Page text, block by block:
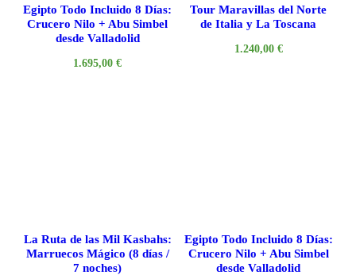
Egipto Todo Incluido 8 Días:
Crucero Nilo + Abu Simbel
desde Valladolid
1.695,00€
Tour Maravillas del Norte
de Italia y La Toscana
1.240,00 €
La Ruta de las Mil Kasbahs:
Marruecos Mágico (8 días /
7 noches)
Egipto Todo Incluido 8 Días:
Crucero Nilo + Abu Simbel
desde Valladolid